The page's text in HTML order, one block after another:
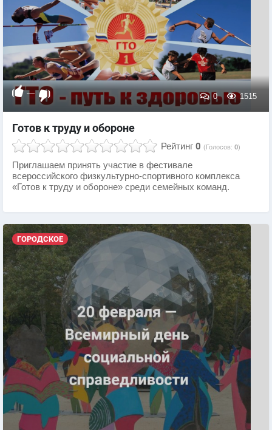
— 0 1515
Готов к труду и обороне
Рейтинг 0 (Голосов: 0)
Приглашаем принять участие в фестивале
всероссийского физкультурно-спортивного комплекса
«Готов к труду и обороне» среди семейных команд.
ГОРОДСКОЕ